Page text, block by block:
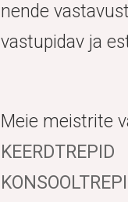
nende
vastupidav ja
Meie meistrite
KEERDTREPID